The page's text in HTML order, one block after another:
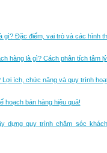
gì? Đặc điểm, vai trò và các hình
hàng là gì? Cách phân tích tâm
Lợi ích, chức năng và quy trình
hoạch bán hàng hiệu quả!
dựng quy trình chăm sóc